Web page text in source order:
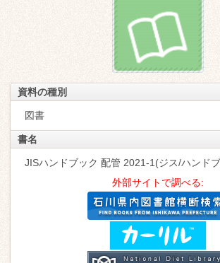
資料の種別
図書
書名
JISハンドブック 配管 2021-1(ジス/ハンド
外部サイトで調べる: